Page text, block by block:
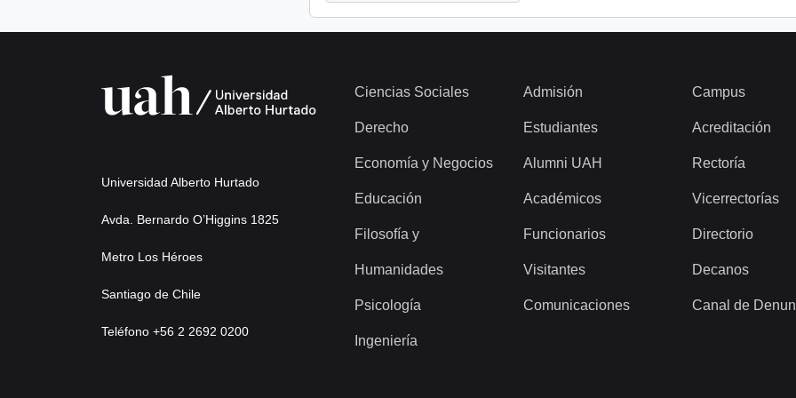
Universidad Alberto Hurtado
Avda. Bernardo O’Higgins 1825
Metro Los Héroes
Santiago de Chile
Teléfono +56 2 2692 0200
Ciencias Sociales
Derecho
Economía y Negocios
Educación
Filosofía y
Humanidades
Psicología
Ingeniería
Admisión
Estudiantes
Alumni UAH
Académicos
Funcionarios
Visitantes
Comunicaciones
Campus
Acreditación
Rectoría
Vicerrectorías
Directorio
Decanos
Canal de